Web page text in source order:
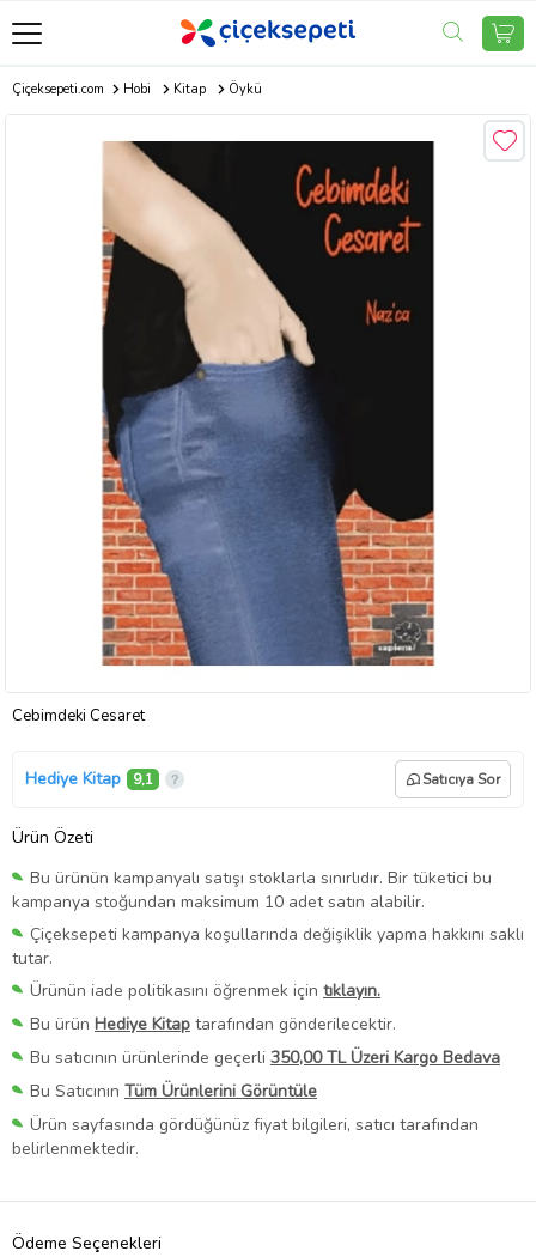
Çiçeksepeti.com Hobi Kitap Öykü
Cebimdeki Cesaret
Hediye Kitap 9,1 Satıcıya Sor
Ürün Özeti
Bu ürünün kampanyalı satışı stoklarla sınırlıdır. Bir tüketici bu
kampanya stoğundan maksimum 10 adet satın alabilir.
Çiçeksepeti kampanya koşullarında değişiklik yapma hakkını saklı
tutar.
Ürünün iade politikasını öğrenmek için tıklayın.
Bu ürün Hediye Kitap tarafından gönderilecektir.
Bu satıcının ürünlerinde geçerli 350,00 TL Üzeri Kargo Bedava
Bu Satıcının Tüm Ürünlerini Görüntüle
Ürün sayfasında gördüğünüz fiyat bilgileri, satıcı tarafından
belirlenmektedir.
Ödeme Seçenekleri